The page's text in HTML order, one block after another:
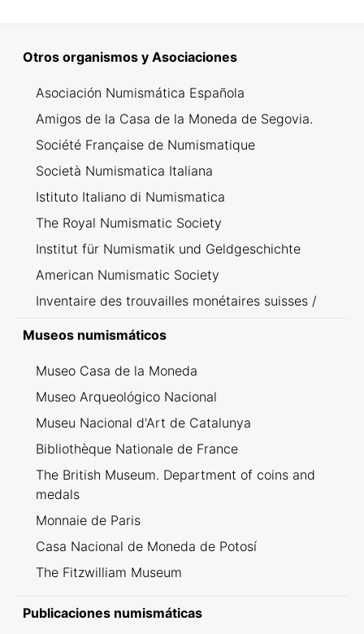
Otros organismos y Asociaciones
Asociación Numismática Española
Amigos de la Casa de la Moneda de Segovia.
Société Française de Numismatique
Società Numismatica Italiana
Istituto Italiano di Numismatica
The Royal Numismatic Society
Institut für Numismatik und Geldgeschichte
American Numismatic Society
Inventaire des trouvailles monétaires suisses /
Museos numismáticos
Museo Casa de la Moneda
Museo Arqueológico Nacional
Museu Nacional d'Art de Catalunya
Bibliothèque Nationale de France
The British Museum. Department of coins and
medals
Monnaie de Paris
Casa Nacional de Moneda de Potosí
The Fitzwilliam Museum
Publicaciones numismáticas